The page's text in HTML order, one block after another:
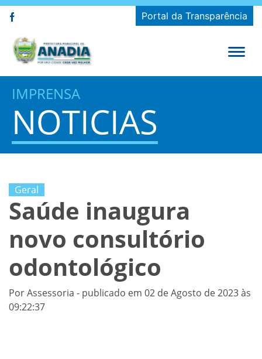
Portal da Transparência
IMPRENSA
NOTICIAS
Geral
Saúde inaugura
novo consultório
odontológico
Por Assessoria - publicado em 02 de Agosto de 2023 às
09:22:37